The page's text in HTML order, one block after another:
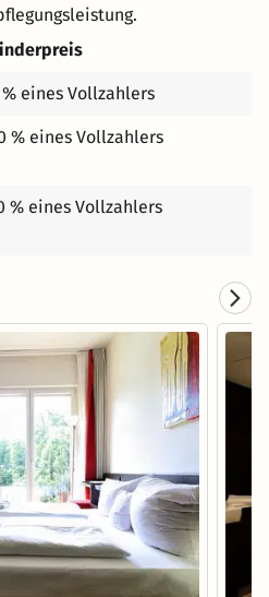
eines Vollzahlers
% eines Vollzahlers
% eines Vollzahlers